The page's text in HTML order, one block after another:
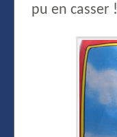
pu en casser !